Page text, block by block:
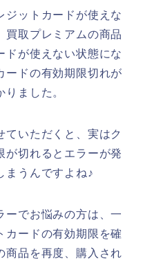
ジットカードが使えな
買取プレミアムの商品
ドが使えない状態にな
ードの有効期限切れが
ました。
ていただくと、実はク
が切れるとエラーが発
まうんですよね♪
ーでお悩みの方は、一
カードの有効期限を確
商品を再度、購入され